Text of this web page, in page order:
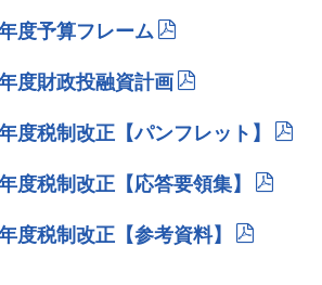
度予算フレーム
度財政投融資計画
度税制改正【パンフレット】
度税制改正【応答要領集】
度税制改正【参考資料】